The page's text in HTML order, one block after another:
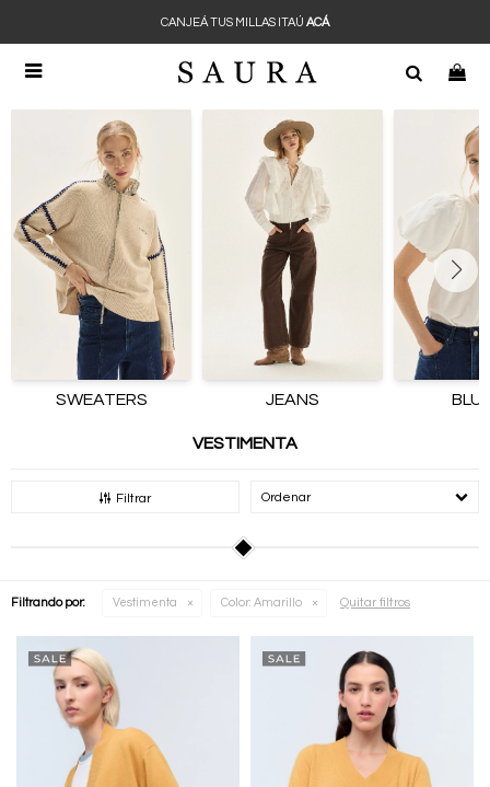

CANJEÁ TUS MILLAS ITAÚ ACÁ
SWEATERS JEANS
VESTIMENTA
Filtrar Recomendados
Filtrando por: Vestimenta Color: Amarillo Quitar filtros